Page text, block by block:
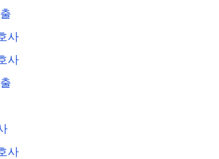
사
사
사